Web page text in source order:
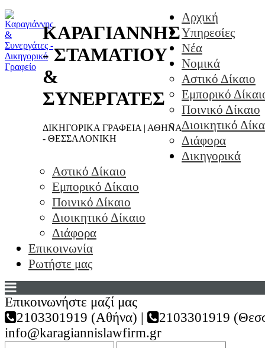
ΚΑΡΑΓΙΑΝΝΗΣ
- ΣΤΑΜΑΤΙΟΥ
&
ΣΥΝΕΡΓΑΤΕΣ
ΔΙΚΗΓΟΡΙΚΑ ΓΡΑΦΕΙΑ | ΑΘΗΝΑ
- ΘΕΣΣΑΛΟΝΙΚΗ
Αρχική
Υπηρεσίες
Νέα
Νομικά
Αστικό Δίκαιο
Εμπορικό
Ποινικό Δίκαιο
Διοικητικό
Διάφορα
Δικηγορικά
Αστικό Δίκαιο
Εμπορικό Δίκαιο
Ποινικό Δίκαιο
Διοικητικό Δίκαιο
Διάφορα
Επικοινωνία
Ρωτήστε μας
Επικοινωνήστε μαζί μας
2103301919 (Αθήνα) |
2103301919
info@karagiannislawfirm.gr